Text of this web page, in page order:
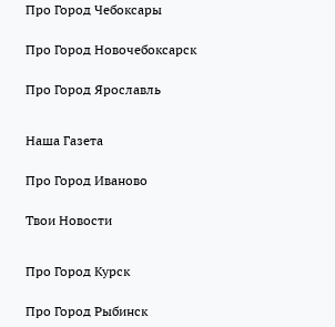
Про Город Чебоксары
Про Город Новочебоксарск
Про Город Ярославль
Наша Газета
Про Город Иваново
Твои Новости
Про Город Курск
Про Город Рыбинск